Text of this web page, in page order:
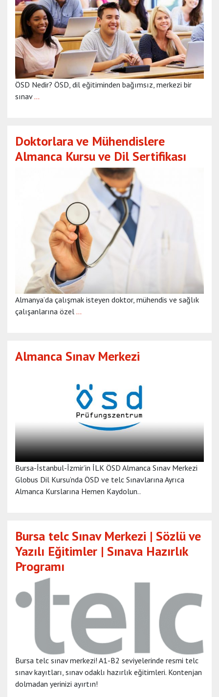
ÖSD Nedir? ÖSD, dil eğitiminden bağımsız, merkezi bir
sınav…
Doktorlara ve Mühendislere
Almanca Kursu ve Dil Sertifikası
Almanya’da çalışmak isteyen doktor, mühendis ve sağlık
çalışanlarına özel …
Almanca Sınav Merkezi
Bursa-İstanbul-İzmir’in İLK ÖSD Almanca Sınav Merkezi
Globus Dil Kursu’nda ÖSD ve telc Sınavlarına Ayrıca
Almanca Kurslarına Hemen Kaydolun..
Bursa telc Sınav Merkezi | Sözlü ve
Yazılı Eğitimler | Sınava Hazırlık
Programı
Bursa telc sınav merkezi! A1-B2 seviyelerinde resmi telc
sınav kayıtları, sınav odaklı hazırlık eğitimleri. Kontenjan
dolmadan yerinizi ayırtın!